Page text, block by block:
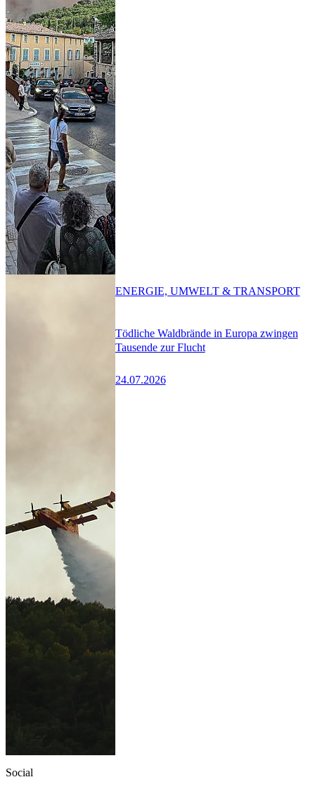
Tödliche Waldbrände in Europa zwingen
Tausende zur Flucht
24.07.2026
ENERGIE, UMWELT & TRANSPORT
Social